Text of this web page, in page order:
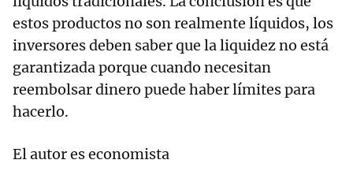
estos productos no son realmente líquidos, los
inversores deben saber que la liquidez no está
garantizada porque cuando necesitan
reembolsar dinero puede haber límites para
hacerlo.
El autor es economista